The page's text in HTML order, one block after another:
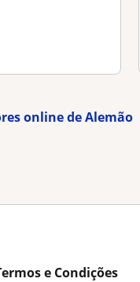
online de Alemão
e Condições